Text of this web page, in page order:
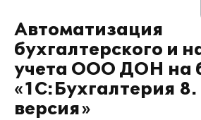
Автоматизация
бухгалтерского и
учета ООО ДОН на
«1С:Бухгалтерия
версия»